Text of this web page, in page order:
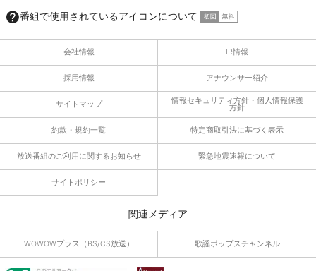
番組で使用されているアイコンについて
会社情報 IR情報
採用情報 アナウンサー紹介
サイトマップ 情報セキュリティ方針・個人情報保護
方針
約款・規約一覧 特定商取引法に基づく表示
放送番組のご利用に関するお知らせ 緊急地震速報について
サイトポリシー
関連メディア
WOWOWプラス（BS/CS放送） 歌謡ポップスチャンネル